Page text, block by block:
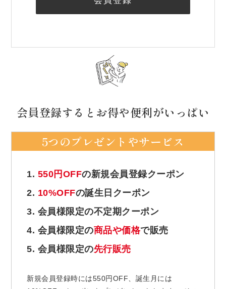
会員登録するとお得や便利がいっぱい
5つのプレゼントやサービス
1. 550円OFFの新規会員登録クーポン
2. 10%OFFの誕生日クーポン
3. 会員様限定の不定期クーポン
4. 会員様限定の商品や価格で販売
5. 会員様限定の先行販売
新規会員登録時には550円OFF、誕生月には